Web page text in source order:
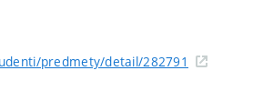
predmety/detail/282791